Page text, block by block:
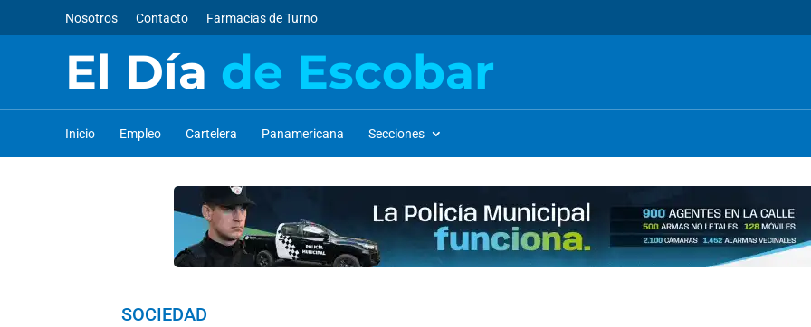
Nosotros Contacto Farmacias de Turno
El Día de Escobar
Inicio Empleo Cartelera Panamericana Secciones
SOCIEDAD